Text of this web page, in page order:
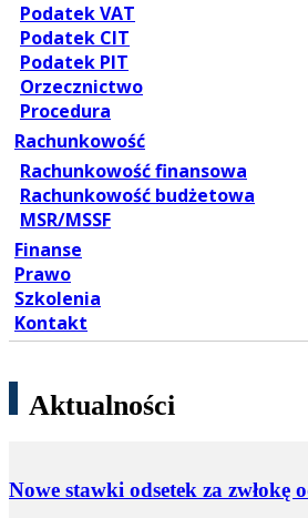
Podatek VAT
Podatek CIT
Podatek PIT
Orzecznictwo
Procedura
Rachunkowość
Rachunkowość finansowa
Rachunkowość budżetowa
MSR/MSSF
Finanse
Prawo
Szkolenia
Kontakt
Aktualności
Nowe stawki odsetek za zwłokę